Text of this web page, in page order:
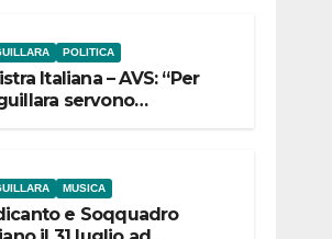
POLITICA
Italiana – AVS: “Per
servono
MUSICA
e Soqquadro